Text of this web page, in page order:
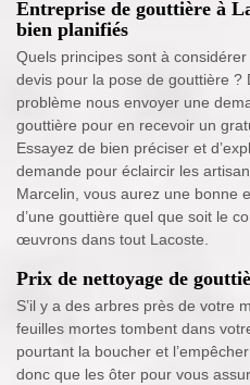
Entreprise de gouttière à
bien planifiés
Quels principes sont à
devis pour la pose de gouttière ?
problème nous envoyer une
gouttière pour en recevoir un
Essayez de bien préciser et
demande pour éclaircir les
Marcelin, vous aurez une bonne
d’une gouttière quel que soit le
œuvrons dans tout Lacoste.
Prix de nettoyage de
S’il y a des arbres près de votre
feuilles mortes tombent dans
pourtant la boucher et
donc que les ôter pour vous